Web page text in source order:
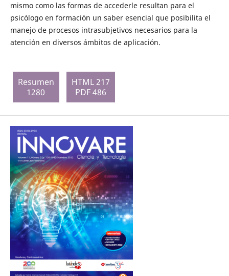
mismo como las formas de accederle resultan para el
psicólogo en formación un saber esencial que posibilita el
manejo de procesos intrasubjetivos necesarios para la
atención en diversos ámbitos de aplicación.
Resumen
1280
HTML 217
PDF 486